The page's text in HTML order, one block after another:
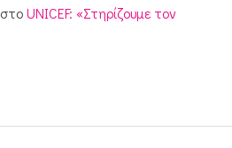
στοUNICEF: «Στηρίζουμε τον